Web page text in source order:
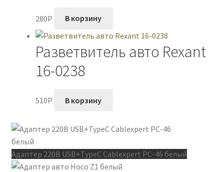
280P В корзину
Разветвитель авто Rexant
16-0238
510P В корзину
Адаптер 220В USB+TypeC Cablexpert PC-46 белый